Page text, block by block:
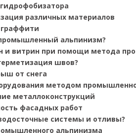
различных материалов
альпинизм?
и витрин при помощи метода
швов?
от снега
методом
металлоконструкций
фасадных работ
системы и отливы?
альпинизма